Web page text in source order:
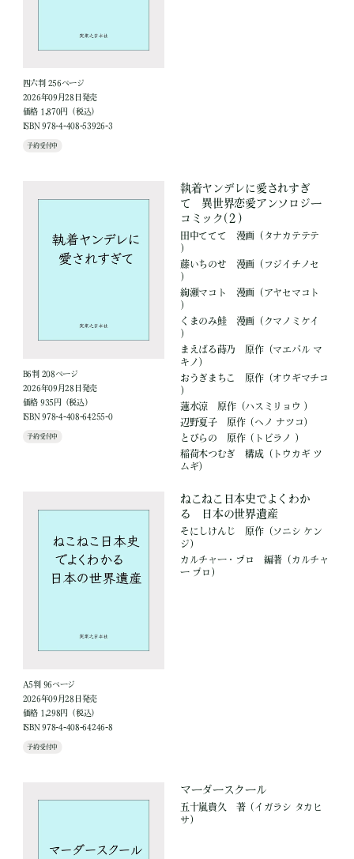
四六判 256ページ
2026年09月28日発売
価格 1,870円（税込）
ISBN 978-4-408-53926-3
予約受付中
B6判 208ページ
2026年09月28日発売
価格 935円（税込）
ISBN 978-4-408-64255-0
予約受付中
執着ヤンデレに愛されすぎ
て 異世界恋愛アンソロジー
コミック(２)
田中ててて 漫画（タナカテテテ
）
藤いちのせ
漫画（フジイチノセ
）
絢瀬マコト
漫画（アヤセマコト
）
くまのみ鮭
漫画（クマノミケイ
）
まえばる蒔乃
原作（マエバル マ
キノ）
おうぎまちこ
原作（オウギマチコ
）
蓮水涼
原作（ハスミリョウ ）
辺野夏子
原作（ヘノ ナツコ）
とびらの
原作（トビラノ ）
稲荷木つむぎ
構成（トウカギ ツ
ムギ）
A5判 96ページ
2026年09月28日発売
価格 1,298円（税込）
ISBN 978-4-408-64246-8
予約受付中
ねこねこ日本史でよくわか
る 日本の世界遺産
そにしけんじ 原作（ソニシ ケン
ジ）
カルチャー・プロ
編著 （カルチャ
ー プロ）
マーダースクール
五十嵐貴久 著（イガラシ タカヒ
サ）